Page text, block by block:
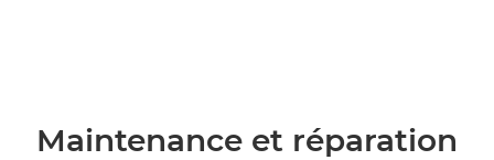
Maintenance et réparation